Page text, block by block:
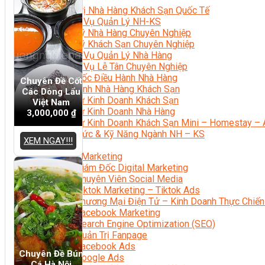
Quản Trị Nhà Hàng Khách Sạn Quốc Tế
Nghiệp Vụ Quản Lý NH-KS
Quản Lý Nhà Hàng Chuyên Nghiệp
Quản Lý Khách Sạn Chuyên Nghiệp
Nghiệp Vụ Quản Lý Nhà Hàng
Nghiệp Vụ Lễ Tân Chuyên Nghiệp
Giám Đốc Điều Hành Nhà Hàng
Tiếng Anh Nhà Hàng Khách Sạn
Khởi Sự Kinh Doanh Khách Sạn
Khởi Sự Kinh Doanh Nhà Hàng
Khởi Sự Kinh Doanh Khách Sạn Mini – Homestay –
Kiến Thức & Kỹ Năng Ngành NH – KS
Marketing
Digital Marketing
Giám Đốc Digital Marketing
Chuyên Viên Social Media
Tiktok Marketing – Tiktok Ads
Thương Mại Điện Tử – Kinh Doanh Thực
Facebook Marketing
Search Engine Optimization (SEO)
Quản Trị Fanpage
Facebook Ads
Google Ads
Chuyên Đề Cốt
Các Dòng Lẩu
Việt Nam
3,000,000 ₫
XEM NGAY!!!
Chuyên Đề Bún